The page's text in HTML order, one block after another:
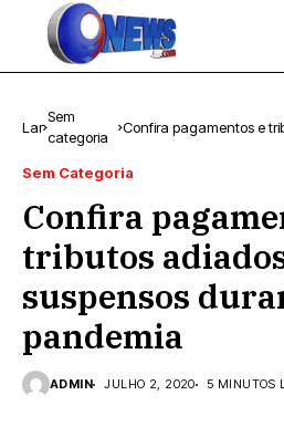
Lar
Sem
categoria
Confira pagamentos e
Sem Categoria
Confira
tributos
suspensos
pandemia
ADMIN JULHO 2, 2020 5 MINUTOS